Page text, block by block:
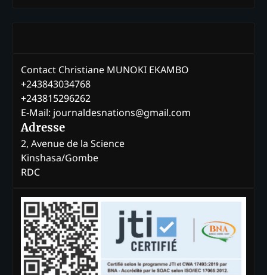
Contact Christiane MUNOKI EKAMBO
+243843034768
+243815296262
E-Mail: journaldesnations@gmail.com
Adresse
2, Avenue de la Science
Kinshasa/Gombe
RDC